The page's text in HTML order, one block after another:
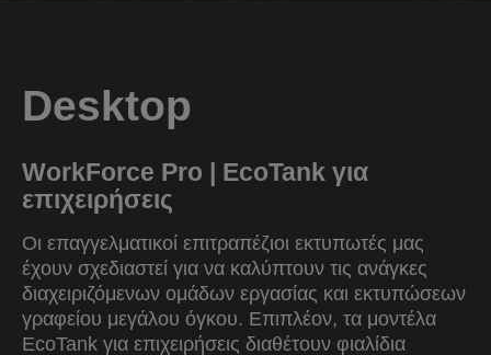
Desktop
WorkForce Pro | EcoTank για
επιχειρήσεις
Οι επαγγελματικοί επιτραπέζιοι εκτυπωτές μας
έχουν σχεδιαστεί για να καλύπτουν τις ανάγκες
διαχειριζόμενων ομάδων εργασίας και εκτυπώσεων
γραφείου μεγάλου όγκου. Επιπλέον, τα μοντέλα
EcoTank για επιχειρήσεις διαθέτουν φιαλίδια